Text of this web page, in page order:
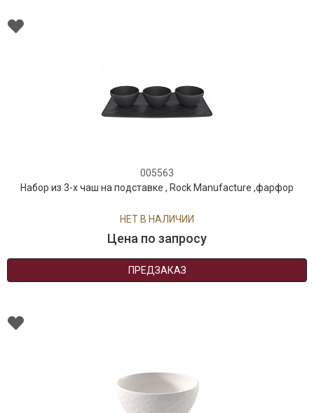
005563
Набор из 3-х чаш на подставке , Rock Manufacture ,фарфор
НЕТ В НАЛИЧИИ
Цена по запросу
ПРЕДЗАКАЗ